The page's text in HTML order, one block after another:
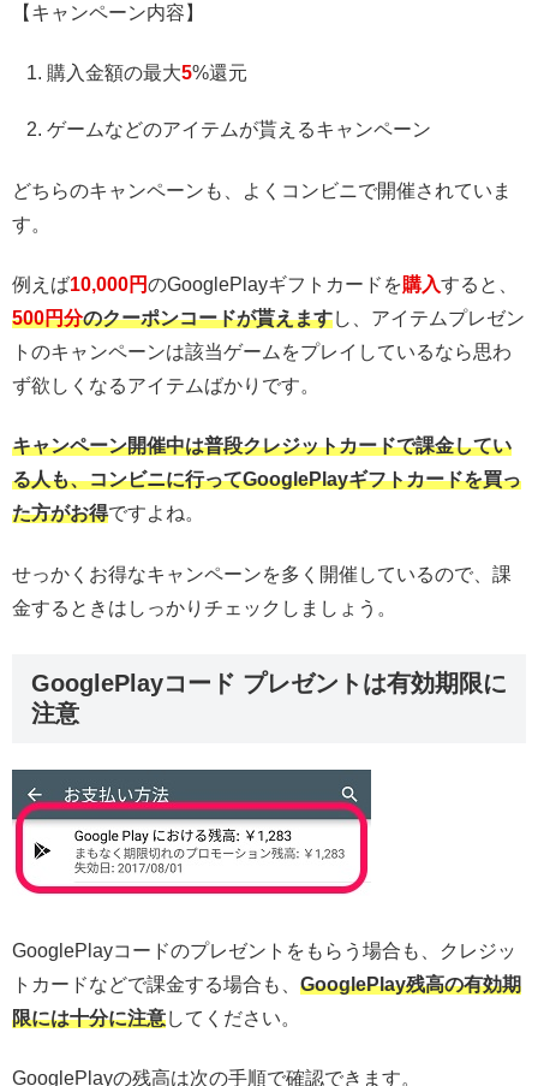
【キャンペーン内容】
購入金額の最大5%還元
ゲームなどのアイテムが貰えるキャンペーン
どちらのキャンペーンも、よくコンビニで開催されていま
す。
例えば10,000円のGooglePlayギフトカードを購入すると、
500円分のクーポンコードが貰えますし、アイテムプレゼン
トのキャンペーンは該当ゲームをプレイしているなら思わ
ず欲しくなるアイテムばかりです。
キャンペーン開催中は普段クレジットカードで課金してい
る人も、コンビニに行ってGooglePlayギフトカードを買っ
た方がお得ですよね。
せっかくお得なキャンペーンを多く開催しているので、課
金するときはしっかりチェックしましょう。
GooglePlayコード プレゼントは有効期限に
注意
GooglePlayコードのプレゼントをもらう場合も、クレジッ
トカードなどで課金する場合も、 GooglePlay残高の有効期
限には十分に注意してください。
GooglePlayの残高は次の手順で確認できます。